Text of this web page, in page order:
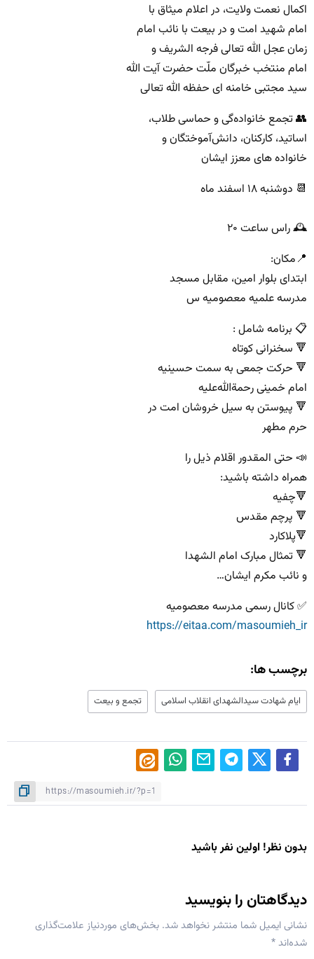
اکمال نعمت ولایت، در اعلام میثاق با
امام شهید امت و در بیعت با نائب امام‌
زمان عجل الله تعالی فرجه الشریف و
امام منتخب خبرگان ملّت حضرت آیت الله
سید مجتبی خامنه ای حفظه الله تعالی
👥 تجمع خانواده‌گی و حماسی طلاب،
اساتید، کارکنان، دانش‌آموختگان و
خانواده های معزز ایشان
📆 دوشنبه ۱۸ اسفند ماه
🕰 راس ساعت ۲۰
📍مکان:
ابتدای بلوار امین، مقابل مسجد
مدرسه علمیه معصومیه س
📋 برنامه‌ شامل :
🔻 سخنرانی کوتاه
🔻 حرکت جمعی به سمت حسینیه
امام خمینی رحمة‌الله‌علیه
🔻 پیوستن به سیل خروشان امت در
حرم مطهر
📣 حتی المقدور اقلام ذیل را
همراه داشته باشید:
🔻چفیه
🔻 پرچم مقدس
🔻پلاکارد
🔻 تمثال مبارک امام الشهدا
و نائب مکرم ایشان…
✅ کانال رسمی مدرسه معصومیه
https://eitaa.com/masoumieh_ir
برچسب ها:
ایام شهادت سید‌الشهدای انقلاب اسلامی تجمع و بیعت
بدون نظر! اولین نفر باشید
دیدگاهتان را بنویسید
نشانی ایمیل شما منتشر نخواهد شد. بخش‌های موردنیاز علامت‌گذاری
شده‌اند*